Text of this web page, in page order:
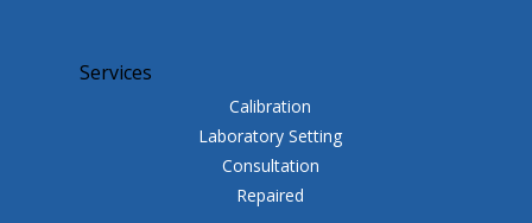
Services
Calibration
Laboratory Setting
Consultation
Repaired